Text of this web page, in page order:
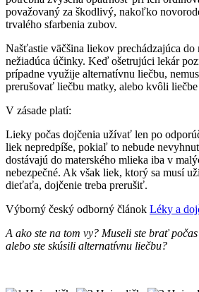
považovaný za škodlivý, nakoľko
trvalého sfarbenia zubov.
Našťastie väčšina liekov prechádzajúca do
nežiadúca účinky. Keď ošetrujúci lekár
prípadne využije alternatívnu liečbu,
prerušovať liečbu matky, alebo kvôli
V zásade platí:
Lieky počas dojčenia užívať len po
liek nepredpíše, pokiaľ to nebude
dostávajú do materského mlieka iba v
nebezpečné. Ak však liek, ktorý sa musí
dieťaťa, dojčenie treba prerušiť.
Výborný český odborný článok Léky a
A ako ste na tom vy? Museli ste brať
alebo ste skúsili alternatívnu liečbu?